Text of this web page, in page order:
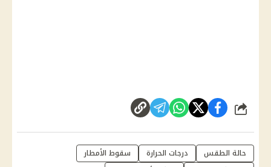
شارك
حالة الطقس درجات الحرارة
سقوط الأمطار